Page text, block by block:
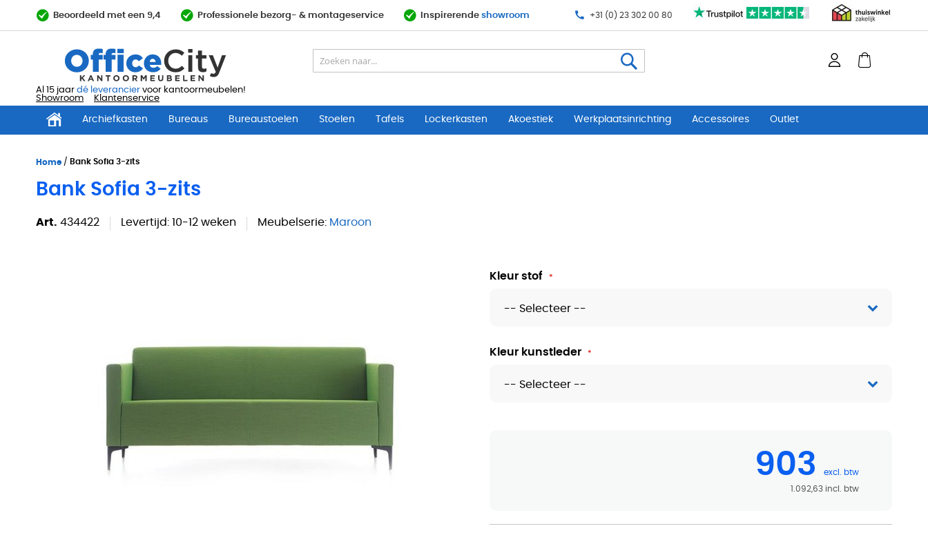
Beoordeeld met een 9,4 Professionele bezorg- & montageservice Inspirerende showroom +31 (0) 23 302 00 80
Al 15 jaar dé leverancier voor kantoormeubelen!
Showroom
Klantenservice
Archiefkasten Bureaus Bureaustoelen Stoelen Tafels Lockerkasten Akoestiek Werkplaatsinrichting Accessoires Outlet
Home Bank Sofia 3-zits
Bank Sofia 3-zits
Art. 434422 Levertijd: 10-12 weken Meubelserie: Maroon
Kleur stof
Kleur kunstleder
903
1.092,63